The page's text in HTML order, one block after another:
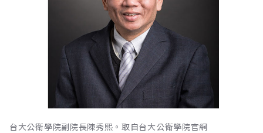
台大公衛學院副院長陳秀熙。取自台大公衛學院官網